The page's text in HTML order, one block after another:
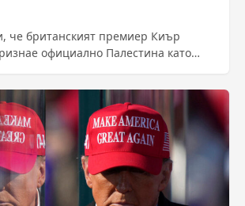
че британският премиер Киър
официално Палестина като